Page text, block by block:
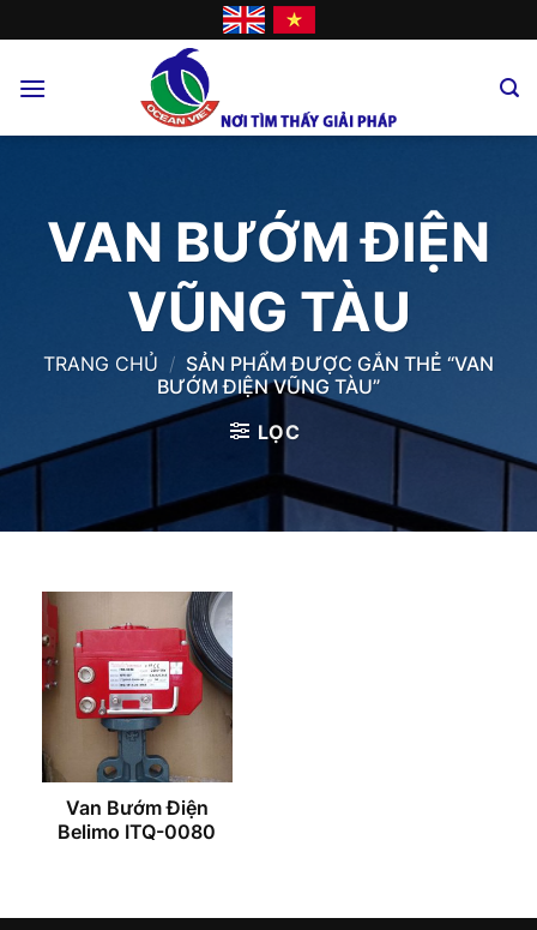
to
VAN BƯỚM ĐIỆN
VŨNG TÀU
TRANG CHỦ / SẢN PHẨM ĐƯỢC GẮN THẺ “VAN
BƯỚM ĐIỆN VŨNG TÀU”
LỌC
Van Bướm Điện
Belimo ITQ-0080